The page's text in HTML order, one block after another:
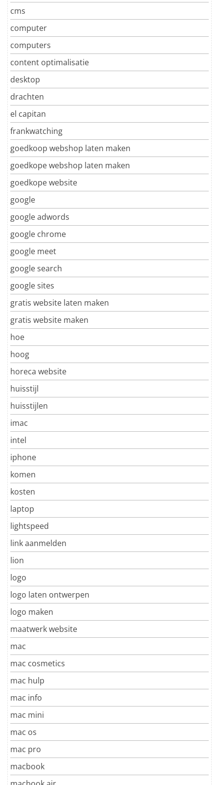
cms
computer
computers
content optimalisatie
desktop
drachten
el capitan
frankwatching
goedkoop webshop laten maken
goedkope webshop laten maken
goedkope website
google
google adwords
google chrome
google meet
google search
google sites
gratis website laten maken
gratis website maken
hoe
hoog
horeca website
huisstijl
huisstijlen
imac
intel
iphone
komen
kosten
laptop
lightspeed
link aanmelden
lion
logo
logo laten ontwerpen
logo maken
maatwerk website
mac
mac cosmetics
mac hulp
mac info
mac mini
mac os
mac pro
macbook